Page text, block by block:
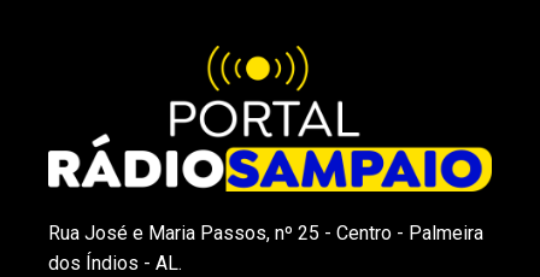
Rua José e Maria Passos, nº 25 - Centro - Palmeira
dos Índios - AL.